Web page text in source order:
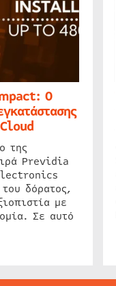
Ο
της
Previdia
δόρατος,
με
Σε αυτό